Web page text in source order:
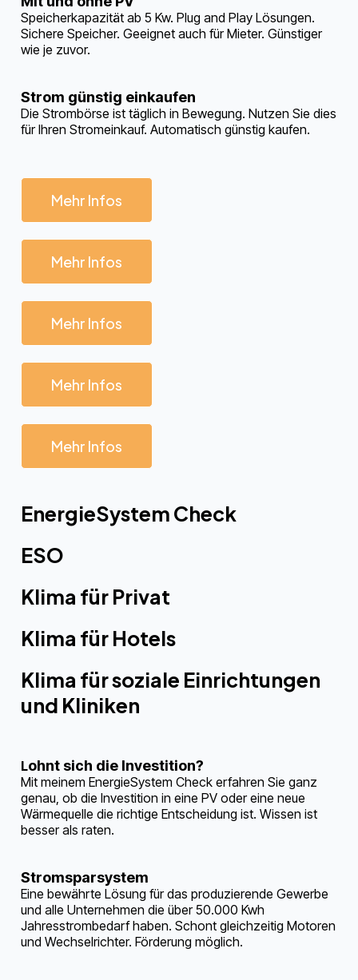
Speicherkapazität ab 5 Kw. Plug and Play Lösungen.
Sichere Speicher. Geeignet auch für Mieter. Günstiger
wie je zuvor.
Strom günstig einkaufen
Die Strombörse ist täglich in Bewegung. Nutzen Sie dies
für Ihren Stromeinkauf. Automatisch günstig kaufen.
Mehr Infos
Mehr Infos
Mehr Infos
Mehr Infos
Mehr Infos
EnergieSystem Check
ESO
Klima für Privat
Klima für Hotels
Klima für soziale Einrichtungen
und Kliniken
Lohnt sich die Investition?
Mit meinem EnergieSystem Check erfahren Sie ganz
genau, ob die Investition in eine PV oder eine neue
Wärmequelle die richtige Entscheidung ist. Wissen ist
besser als raten.
Stromsparsystem
Eine bewährte Lösung für das produzierende Gewerbe
und alle Unternehmen die über 50.000 Kwh
Jahresstrombedarf haben. Schont gleichzeitig Motoren
und Wechselrichter. Förderung möglich.